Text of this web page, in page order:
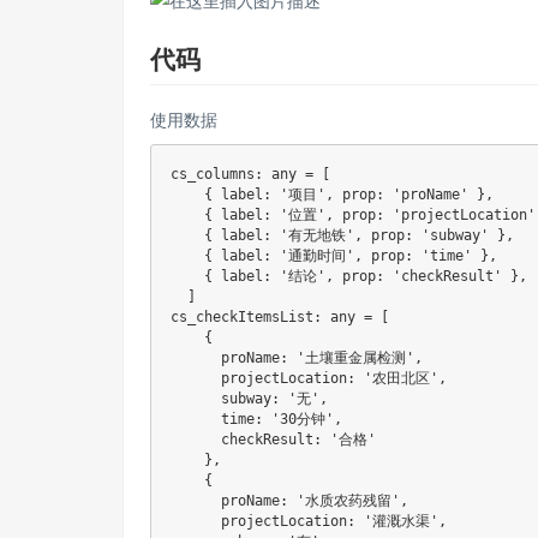
代码
使用数据
cs_columns : any =
[
{ label : '项目' , prop: 'proName' } ,
{ label : '位置' , prop:
'projectLocation'
{ label : '有无地铁' , prop: 'subway' } ,
{ label : '通勤时间' , prop: 'time' } ,
{ label : '结论' , prop: 'checkResult' } ,
]
cs_checkItemsList : any =
[
{
      proName
: '土壤重金属检测' ,
      projectLocation
: '农田北区' ,
      subway
: '无' ,
      time
: '30分钟' ,
      checkResult
:
'合格'
} ,
{
      proName
: '水质农药残留' ,
      projectLocation
: '灌溉水渠' ,